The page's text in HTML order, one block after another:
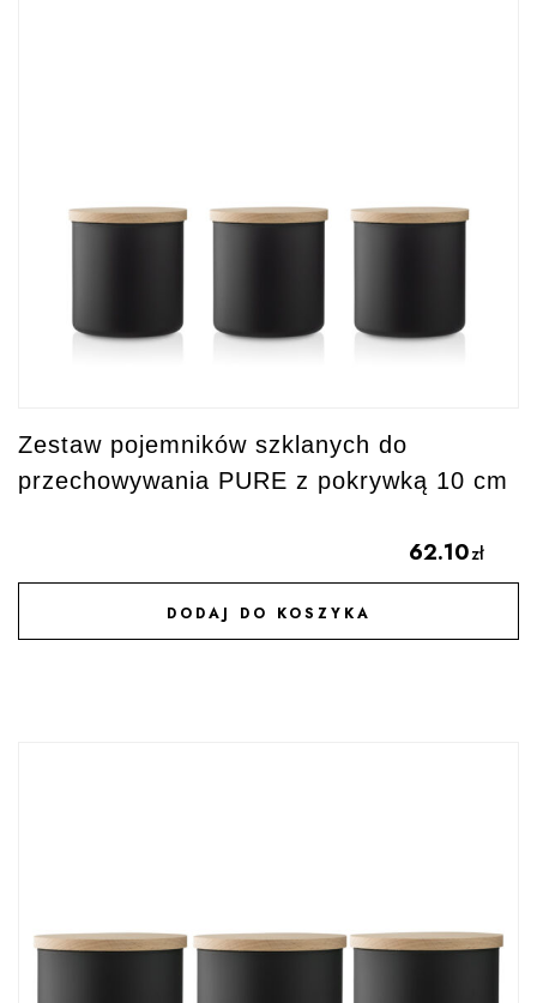
Zestaw pojemników szklanych do
przechowywania PURE z pokrywką 10 cm
62.10zł
DODAJ DO KOSZYKA
DODAJ DO ULUBIONYCH